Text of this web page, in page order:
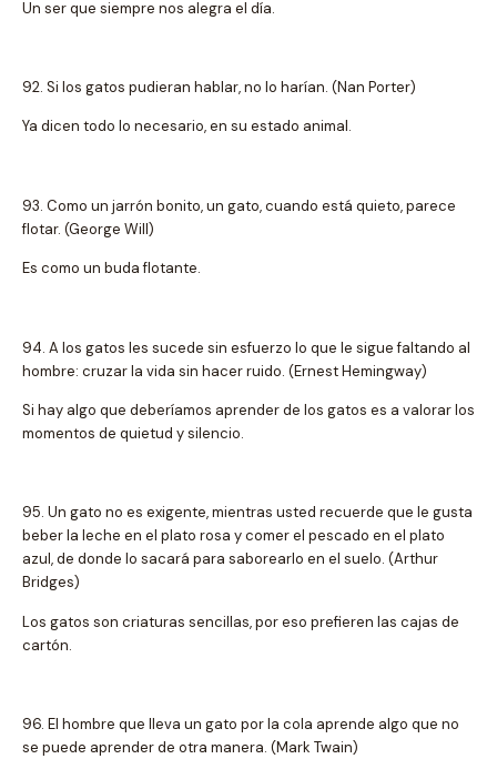
Un ser que siempre nos alegra el día.
92. Si los gatos pudieran hablar, no lo harían. (Nan Porter)
Ya dicen todo lo necesario, en su estado animal.
93. Como un jarrón bonito, un gato, cuando está quieto, parece
flotar. (George Will)
Es como un buda flotante.
94. A los gatos les sucede sin esfuerzo lo que le sigue faltando al
hombre: cruzar la vida sin hacer ruido. (Ernest Hemingway)
Si hay algo que deberíamos aprender de los gatos es a valorar los
momentos de quietud y silencio.
95. Un gato no es exigente, mientras usted recuerde que le gusta
beber la leche en el plato rosa y comer el pescado en el plato
azul, de donde lo sacará para saborearlo en el suelo. (Arthur
Bridges)
Los gatos son criaturas sencillas, por eso prefieren las cajas de
cartón.
96. El hombre que lleva un gato por la cola aprende algo que no
se puede aprender de otra manera. (Mark Twain)